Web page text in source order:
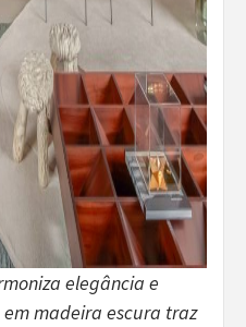
elegância e
madeira escura traz